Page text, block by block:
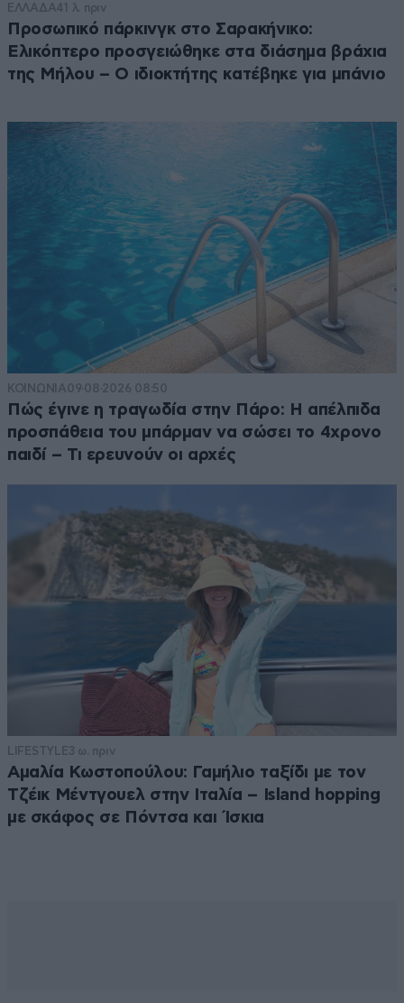
ΕΛΛΑΔΑ41 λ. πριν
Προσωπικό πάρκινγκ στο Σαρακήνικο:
Ελικόπτερο προσγειώθηκε στα διάσημα βράχια
της Μήλου – Ο ιδιοκτήτης κατέβηκε για μπάνιο
ΚΟΙΝΩΝΙΑ09·08·2026 08:50
Πώς έγινε η τραγωδία στην Πάρο: Η απέλπιδα
προσπάθεια του μπάρμαν να σώσει το 4χρονο
παιδί – Τι ερευνούν οι αρχές
LIFESTYLE3 ω. πριν
Αμαλία Κωστοπούλου: Γαμήλιο ταξίδι με τον
Τζέικ Μέντγουελ στην Ιταλία – Island hopping
με σκάφος σε Πόντσα και Ίσκια